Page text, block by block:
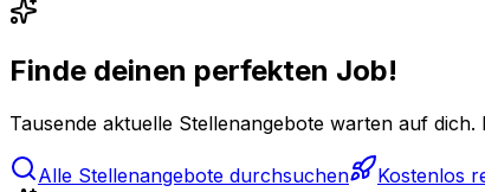
Finde deinen perfekten Job!
Tausende aktuelle Stellenangebote warten auf
Alle Stellenangebote durchsuchen Kostenlos